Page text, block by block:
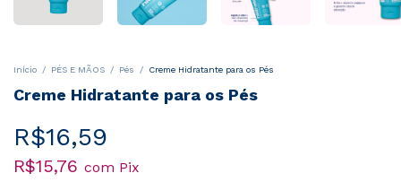
Início / PÉS E MÃOS / Pés / Creme Hidratante para os Pés
Creme Hidratante para os Pés
R$16,59
R$15,76 com Pix